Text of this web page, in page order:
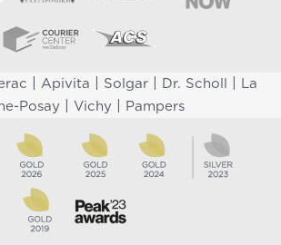
Apivita Solgar| Dr. Scholl
La
Posay
Vichy Pampers